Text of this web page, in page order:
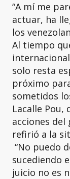
“A mí me
actuar, ha
los
Al tiempo
solo resta
próximo
sometidos
Lacalle Pou,
acciones del
refirió a la
“No puedo
sucediendo
juicio no es